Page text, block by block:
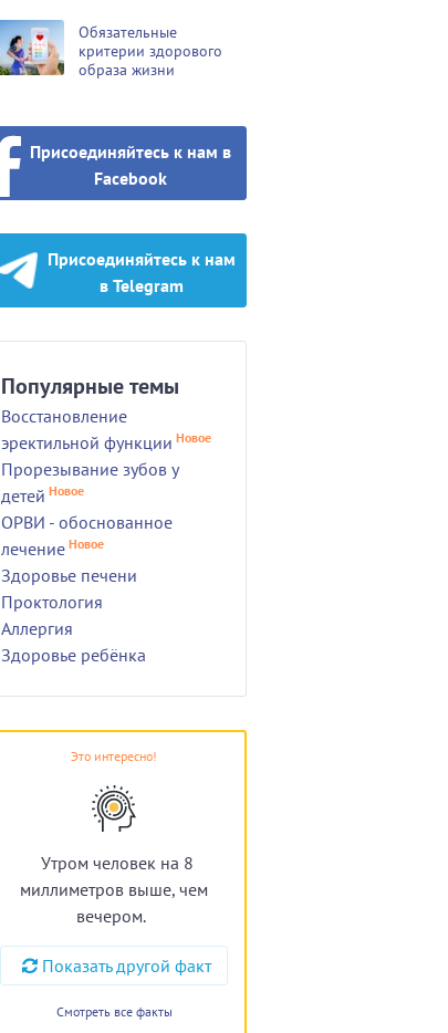
Обязательные
критерии здорового
образа жизни
Присоединяйтесь к нам в
Facebook
Присоединяйтесь к нам
в Telegram
Популярные темы
Восстановление
эректильной функции Новое
Прорезывание зубов у
детей Новое
ОРВИ - обоснованное
лечение Новое
Здоровье печени
Проктология
Аллергия
Здоровье ребёнка
Это интересно!
Утром человек на 8
миллиметров выше, чем
вечером.
Показать другой факт
Смотреть все факты